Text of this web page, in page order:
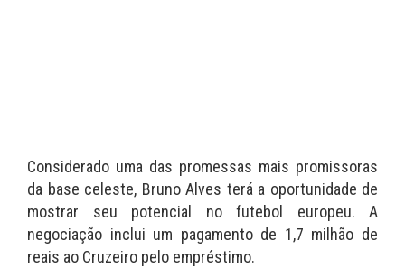
Considerado uma das promessas mais promissoras
da base celeste, Bruno Alves terá a oportunidade de
mostrar seu potencial no futebol europeu. A
negociação inclui um pagamento de 1,7 milhão de
reais ao Cruzeiro pelo empréstimo.